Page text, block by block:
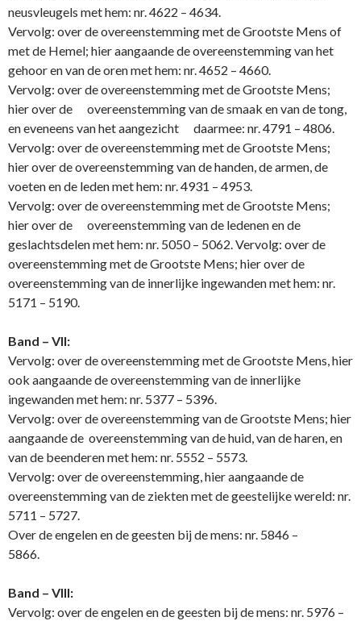
neusvleugels met hem: nr. 4622 – 4634.
Vervolg: over de overeenstemming met de Grootste Mens of
met de Hemel; hier aangaande de overeenstemming van het
gehoor en van de oren met hem: nr. 4652 – 4660.
Vervolg: over de overeenstemming met de Grootste Mens;
hier over de overeenstemming van de smaak en van de tong,
en eveneens van het aangezicht daarmee: nr. 4791 – 4806.
Vervolg: over de overeenstemming met de Grootste Mens;
hier over de overeenstemming van de handen, de armen, de
voeten en de leden met hem: nr. 4931 – 4953.
Vervolg: over de overeenstemming met de Grootste Mens;
hier over de overeenstemming van de ledenen en de
geslachtsdelen met hem: nr. 5050 – 5062. Vervolg: over de
overeenstemming met de Grootste Mens; hier over de
overeenstemming van de innerlijke ingewanden met hem: nr.
5171 – 5190.
Band – VII:
Vervolg: over de overeenstemming met de Grootste Mens, hier
ook aangaande de overeenstemming van de innerlijke
ingewanden met hem: nr. 5377 – 5396.
Vervolg: over de overeenstemming van de Grootste Mens; hier
aangaande de overeenstemming van de huid, van de haren, en
van de beenderen met hem: nr. 5552 – 5573.
Vervolg: over de overeenstemming, hier aangaande de
overeenstemming van de ziekten met de geestelijke wereld: nr.
5711 – 5727.
Over de engelen en de geesten bij de mens: nr. 5846 –
5866.
Band – VIII:
Vervolg: over de engelen en de geesten bij de mens: nr. 5976 –